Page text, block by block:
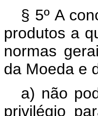
§ 5º A
produtos a
normas
da Moeda e
a) não
privilégio